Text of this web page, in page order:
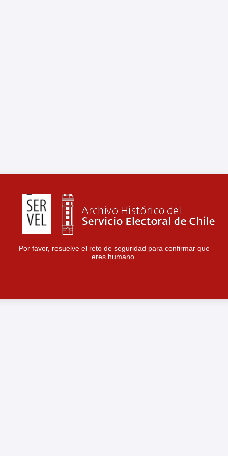
Por favor, resuelve el reto de seguridad para confirmar que
eres humano.